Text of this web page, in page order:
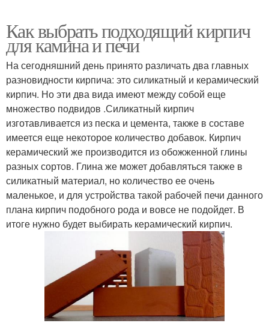
Как выбрать подходящий кирпич
для камина и печи
На сегодняшний день принято различать два главных
разновидности кирпича: это силикатный и керамический
кирпич. Но эти два вида имеют между собой еще
множество подвидов .Силикатный кирпич
изготавливается из песка и цемента, также в составе
имеется еще некоторое количество добавок. Кирпич
керамический же производится из обожженной глины
разных сортов. Глина же может добавляться также в
силикатный материал, но количество ее очень
маленькое, и для устройства такой рабочей печи данного
плана кирпич подобного рода и вовсе не подойдет. В
итоге нужно будет выбирать керамический кирпич.